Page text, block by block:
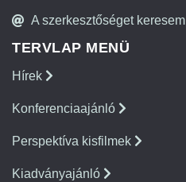
A szerkesztőséget keresem
TERVLAP MENÜ
Hírek
Konferenciaajánló
Perspektíva kisfilmek
Kiadványajánló